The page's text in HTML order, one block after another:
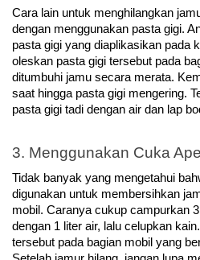
Cara lain untuk menghilangkan
dengan menggunakan pasta gigi.
pasta gigi yang diaplikasikan pada
oleskan pasta gigi tersebut pada
ditumbuhi jamu secara merata.
saat hingga pasta gigi mengering.
pasta gigi tadi dengan air dan lap
3. Menggunakan Cuka
Tidak banyak yang mengetahui
digunakan untuk membersihkan
mobil. Caranya cukup campurkan
dengan 1 liter air, lalu celupkan
tersebut pada bagian mobil yang